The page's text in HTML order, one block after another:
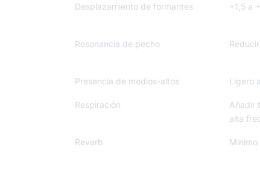
Desplazamiento de formantes +1,5 a
Resonancia de pecho
Presencia de medios-altos Ligero
Respiración
Añadir
alta
Reverb